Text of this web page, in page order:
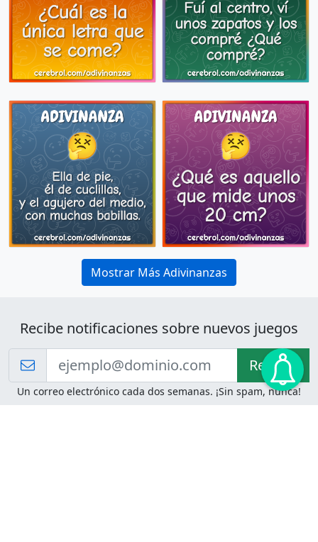
Mostrar Más Adivinanzas
Recibe notificaciones sobre nuevos juegos
Recibir!
Un correo electrónico cada dos semanas. ¡Sin spam, nunca!